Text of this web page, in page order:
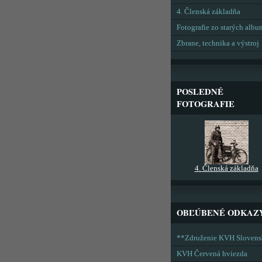
4. Členská základňa
Fotografie zo starých
Zbrane, technika a výstroj
POSLEDNÉ
FOTOGRAFIE
4. Členská základňa
OBĽÚBENÉ
**Združenie KVH
KVH Červená hviezda